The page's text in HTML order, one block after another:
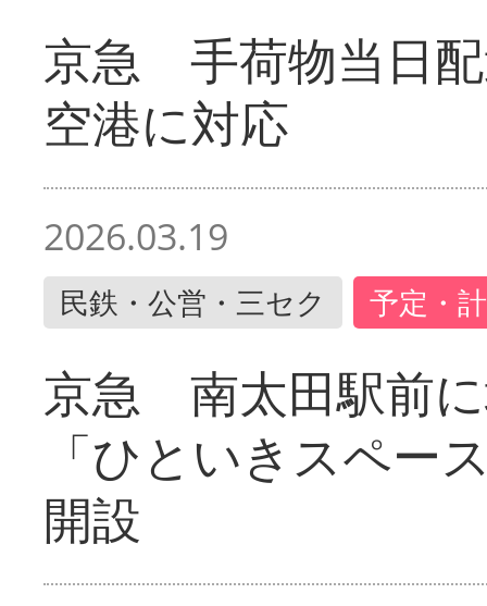
京急 手荷物当日
空港に対応
2026.03.19
民鉄・公営・三セク 予定・
京急 南太田駅前
「ひといきスペー
開設